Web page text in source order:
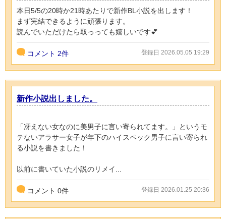
本日5/5の20時か21時あたりで新作BL小説を出します！
まず完結できるように頑張ります。
読んでいただけたら取っっても嬉しいです💕
コメント 2件 登録日 2026.05.05 19:29
新作小説出しました。
「冴えない女なのに美男子に言い寄られてます。」というモ
テないアラサー女子が年下のハイスペック男子に言い寄られ
る小説を書きました！
以前に書いていた小説のリメイ...
コメント 0件 登録日 2026.01.25 20:36